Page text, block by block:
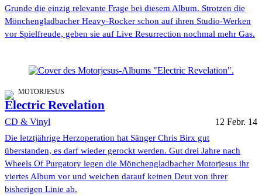
Grunde die einzig relevante Frage bei diesem Album. Strotzen die
Mönchengladbacher Heavy-Rocker schon auf ihren Studio-Werken
vor Spielfreude, geben sie auf Live Resurrection nochmal mehr Gas.
MOTORJESUS
Electric Revelation
CD & Vinyl 12 Febr. 14
Die letztjährige Herzoperation hat Sänger Chris Birx gut
überstanden, es darf wieder gerockt werden. Gut drei Jahre nach
Wheels Of Purgatory legen die Mönchengladbacher Motorjesus ihr
viertes Album vor und weichen darauf keinen Deut von ihrer
bisherigen Linie ab.